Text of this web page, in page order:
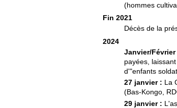
(hommes
Fin 2021
Décès de la
2024
Janvier/Février
payées,
d'"enfants
27 janvier : La
(Bas-Kongo,
29 janvier :